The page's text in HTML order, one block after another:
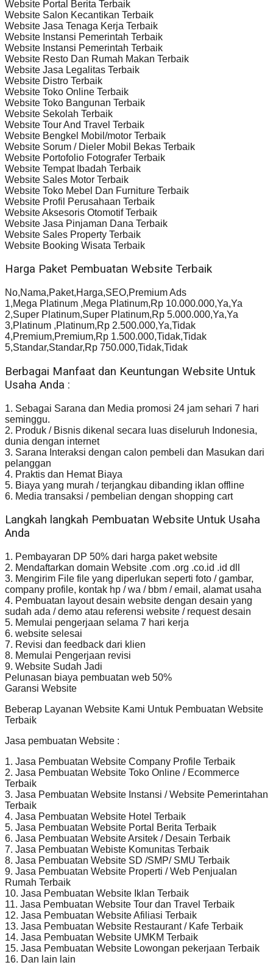
Website Portal Berita Terbaik
Website Salon Kecantikan Terbaik
Website Jasa Tenaga Kerja Terbaik
Website Instansi Pemerintah Terbaik
Website Instansi Pemerintah Terbaik
Website Resto Dan Rumah Makan Terbaik
Website Jasa Legalitas Terbaik
Website Distro Terbaik
Website Toko Online Terbaik
Website Toko Bangunan Terbaik
Website Sekolah Terbaik
Website Tour And Travel Terbaik
Website Bengkel Mobil/motor Terbaik
Website Sorum / Dieler Mobil Bekas Terbaik
Website Portofolio Fotografer Terbaik
Website Tempat Ibadah Terbaik
Website Sales Motor Terbaik
Website Toko Mebel Dan Furniture Terbaik
Website Profil Perusahaan Terbaik
Website Aksesoris Otomotif Terbaik
Website Jasa Pinjaman Dana Terbaik
Website Sales Property Terbaik
Website Booking Wisata Terbaik
Harga Paket Pembuatan Website Terbaik
No,Nama,Paket,Harga,SEO,Premium Ads
1,Mega Platinum ,Mega Platinum,Rp 10.000.000,Ya,Ya
2,Super Platinum,Super Platinum,Rp 5.000.000,Ya,Ya
3,Platinum ,Platinum,Rp 2.500.000,Ya,Tidak
4,Premium,Premium,Rp 1.500.000,Tidak,Tidak
5,Standar,Standar,Rp 750.000,Tidak,Tidak
Berbagai Manfaat dan Keuntungan Website Untuk
Usaha Anda :
1. Sebagai Sarana dan Media promosi 24 jam sehari 7 hari
seminggu.
2. Produk / Bisnis dikenal secara luas diseluruh Indonesia,
dunia dengan internet
3. Sarana Interaksi dengan calon pembeli dan Masukan dari
pelanggan
4. Praktis dan Hemat Biaya
5. Biaya yang murah / terjangkau dibanding iklan offline
6. Media transaksi / pembelian dengan shopping cart
Langkah langkah Pembuatan Website Untuk Usaha
Anda
1. Pembayaran DP 50% dari harga paket website
2. Mendaftarkan domain Website .com .org .co.id .id dll
3. Mengirim File file yang diperlukan seperti foto / gambar,
company profile, kontak hp / wa / bbm / email, alamat usaha
4. Pembuatan layout desain website dengan desain yang
sudah ada / demo atau referensi website / request desain
5. Memulai pengerjaan selama 7 hari kerja
6. website selesai
7. Revisi dan feedback dari klien
8. Memulai Pengerjaan revisi
9. Website Sudah Jadi
Pelunasan biaya pembuatan web 50%
Garansi Website
Beberap Layanan Website Kami Untuk Pembuatan Website
Terbaik
Jasa pembuatan Website :
1. Jasa Pembuatan Website Company Profile Terbaik
2. Jasa Pembuatan Website Toko Online / Ecommerce
Terbaik
3. Jasa Pembuatan Website Instansi / Website Pemerintahan
Terbaik
4. Jasa Pembuatan Website Hotel Terbaik
5. Jasa Pembuatan Website Portal Berita Terbaik
6. Jasa Pembuatan Website Arsitek / Desain Terbaik
7. Jasa Pembuatan Webiste Komunitas Terbaik
8. Jasa Pembuatan Website SD /SMP/ SMU Terbaik
9. Jasa Pembuatan Website Properti / Web Penjualan
Rumah Terbaik
10. Jasa Pembuatan Website Iklan Terbaik
11. Jasa Pembuatan Website Tour dan Travel Terbaik
12. Jasa Pembuatan Website Afiliasi Terbaik
13. Jasa Pembuatan Website Restaurant / Kafe Terbaik
14. Jasa Pembuatan Website UMKM Terbaik
15. Jasa Pembuatan Website Lowongan pekerjaan Terbaik
16. Dan lain lain